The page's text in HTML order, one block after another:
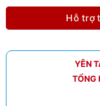
Hỗ trợ
YÊN
TỔNG